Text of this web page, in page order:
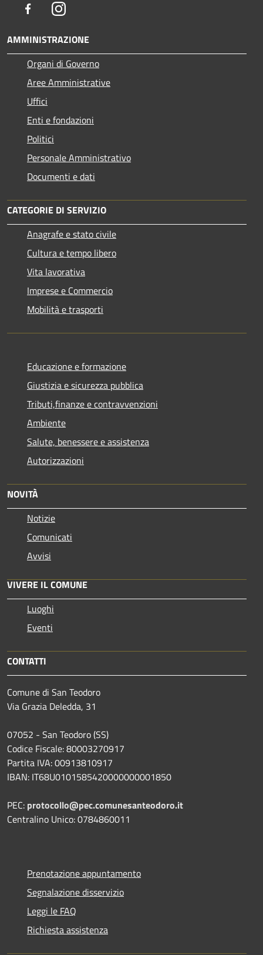
FacebookInstagram
AMMINISTRAZIONE
Organi di Governo
Aree Amministrative
Uffici
Enti e fondazioni
Politici
Personale Amministrativo
Documenti e dati
CATEGORIE DI SERVIZIO
Anagrafe e stato civile
Cultura e tempo libero
Vita lavorativa
Imprese e Commercio
Mobilità e trasporti
Educazione e formazione
Giustizia e sicurezza pubblica
Tributi,finanze e contravvenzioni
Ambiente
Salute, benessere e assistenza
Autorizzazioni
NOVITÀ
Notizie
Comunicati
Avvisi
VIVERE IL COMUNE
Luoghi
Eventi
CONTATTI
Comune di San Teodoro
Via Grazia Deledda, 31
07052 - San Teodoro (SS)
Codice Fiscale: 80003270917
Partita IVA: 00913810917
IBAN: IT68U0101585420000000001850
PEC: protocollo@pec.comunesanteodoro.it
Centralino Unico: 0784860011
Prenotazione appuntamento
Segnalazione disservizio
Leggi le FAQ
Richiesta assistenza